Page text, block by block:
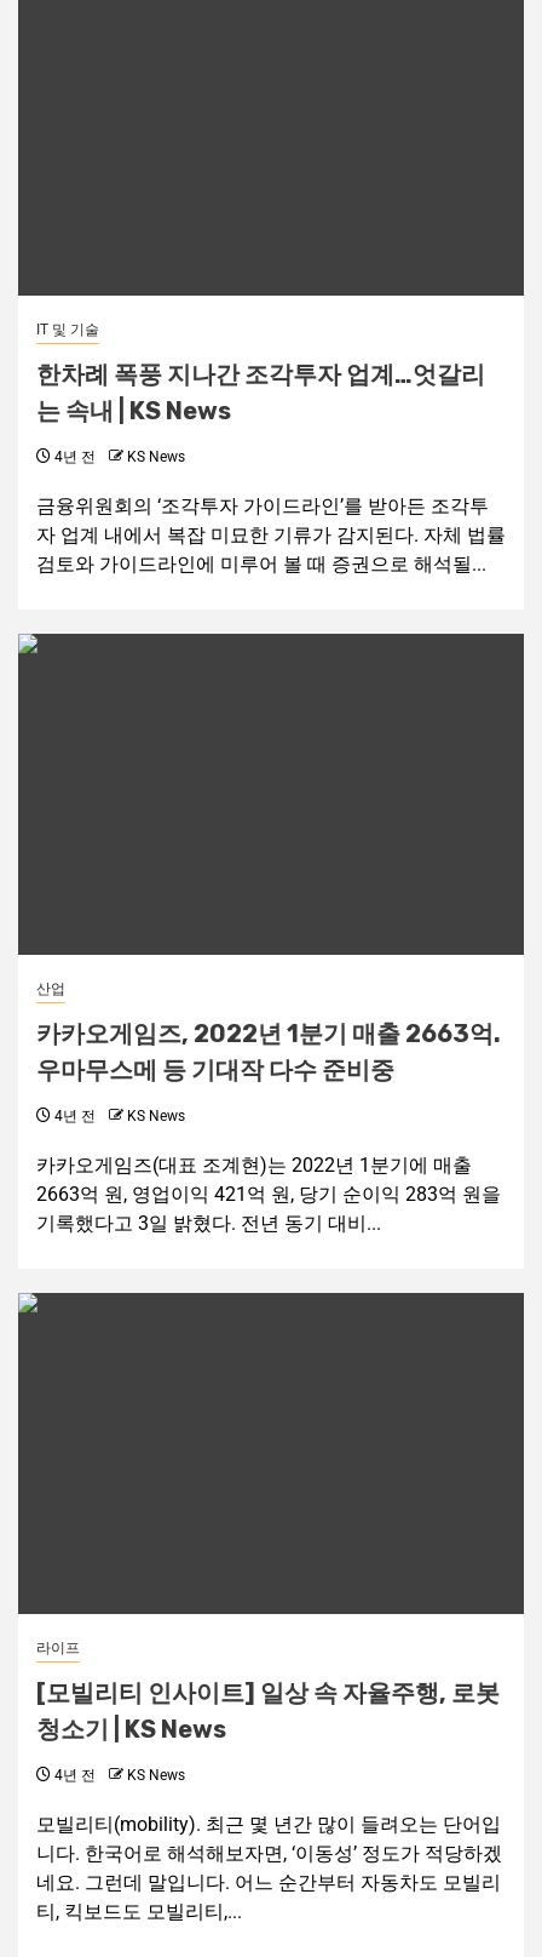
IT 및 기술
한차례 폭풍 지나간 조각투자 업계…엇갈리
는 속내 | KS News
4년 전 KS News
금융위원회의 ‘조각투자 가이드라인’를 받아든 조각투
자 업계 내에서 복잡 미묘한 기류가 감지된다. 자체 법률
검토와 가이드라인에 미루어 볼 때 증권으로 해석될...
산업
카카오게임즈, 2022년 1분기 매출 2663억.
우마무스메 등 기대작 다수 준비중
4년 전 KS News
카카오게임즈(대표 조계현)는 2022년 1분기에 매출
2663억 원, 영업이익 421억 원, 당기 순이익 283억 원을
기록했다고 3일 밝혔다. 전년 동기 대비...
라이프
[모빌리티 인사이트] 일상 속 자율주행, 로봇
청소기 | KS News
4년 전 KS News
모빌리티(mobility). 최근 몇 년간 많이 들려오는 단어입
니다. 한국어로 해석해보자면, ‘이동성’ 정도가 적당하겠
네요. 그런데 말입니다. 어느 순간부터 자동차도 모빌리
티, 킥보드도 모빌리티,...